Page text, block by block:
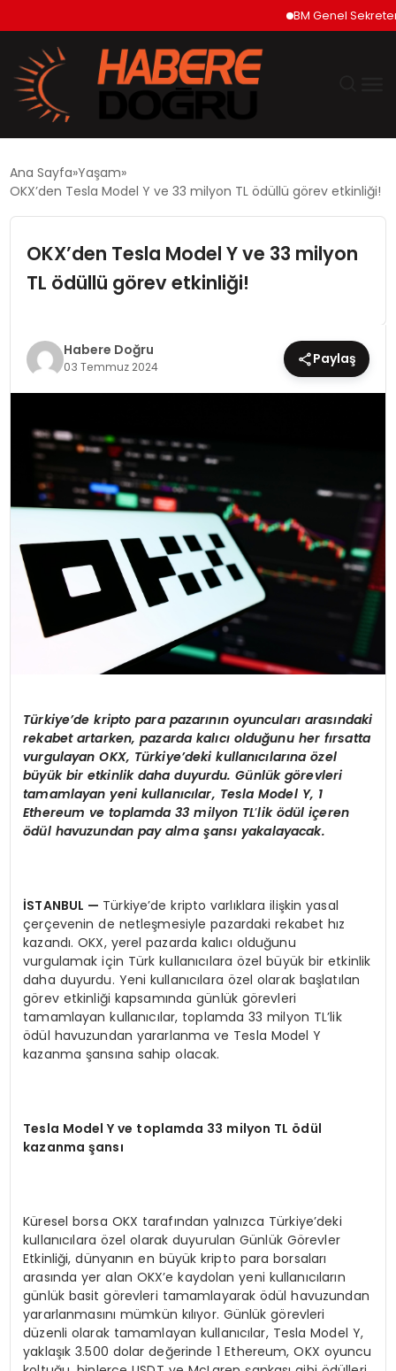
BM Genel Sekreteri
SİYASET
TEKNOLOJİ
SPOR
EĞİTİM
MAGAZİN
SAĞLIK
YAŞAM
Ana Sayfa Yaşam
OKX’den Tesla Model Y ve 33 milyon TL ödüllü görev etkinliği!
OKX’den Tesla Model Y ve 33 milyon
TL ödüllü görev etkinliği!
Habere Doğru
03 Temmuz 2024 Paylaş
Türkiye’de kripto para pazarının oyuncuları arasındaki
rekabet artarken, pazarda kalıcı olduğunu her fırsatta
vurgulayan OKX, Türkiye’deki kullanıcılarınaözel
büyük bir etkinlik daha duyurdu. Günlük görevleri
tamamlayan yeni kullanıcılar, Tesla Model Y, 1
Ethereum ve toplamda 33 milyon TL’lik ödül içeren
ödül havuzundan pay alma şansı yakalayacak.
İSTANBUL — Türkiye’de kripto varlıklara ilişkin yasal
çerçevenin de netleşmesiyle pazardaki rekabet hız
kazandı. OKX, yerel pazarda kalıcı olduğunu
vurgulamak için Türk kullanıcılara özel büyük bir etkinlik
daha duyurdu. Yeni kullanıcılara özel olarak başlatılan
görev etkinliği kapsamında günlük görevleri
tamamlayan kullanıcılar, toplamda 33 milyon TL’lik
ödül havuzundan yararlanma ve Tesla Model Y
kazanma şansına sahip olacak.
Tesla Model Y ve toplamda 33 milyon TL ödül
kazanma şansı
Küresel borsa OKX tarafından yalnızca Türkiye’deki
kullanıcılara özel olarak duyurulan Günlük Görevler
Etkinliği, dünyanın en büyük kripto para borsaları
arasında yer alan OKX’e kaydolan yeni kullanıcıların
günlük basit görevleri tamamlayarak ödül havuzundan
yararlanmasını mümkün kılıyor. Günlük görevleri
düzenli olarak tamamlayan kullanıcılar, Tesla Model Y,
yaklaşık 3.500 dolar değerinde 1 Ethereum, OKX oyuncu